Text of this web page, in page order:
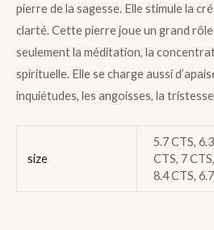
pierre de la sagesse. Elle stimule la
clarté. Cette pierre joue un grand
seulement la méditation, la
spirituelle. Elle se charge aussi
inquiétudes, les angoisses, la
size
5.7 CTS,
CTS, 7
8.4 CTS,